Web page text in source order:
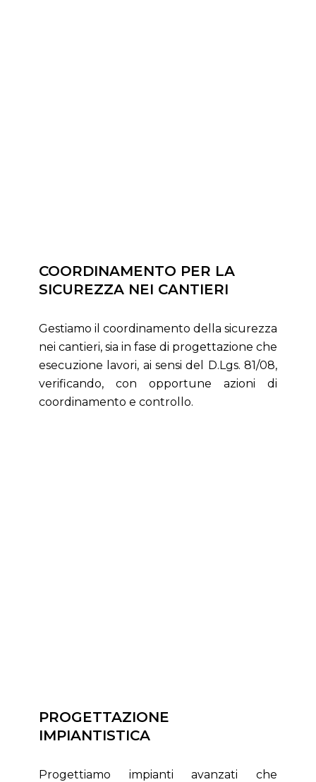
COORDINAMENTO PER LA
SICUREZZA NEI CANTIERI
Gestiamo il coordinamento della sicurezza
nei cantieri, sia in fase di progettazione che
esecuzione lavori, ai sensi del D.Lgs. 81/08,
verificando, con opportune azioni di
coordinamento e controllo.
PROGETTAZIONE
IMPIANTISTICA
Progettiamo impianti avanzati che